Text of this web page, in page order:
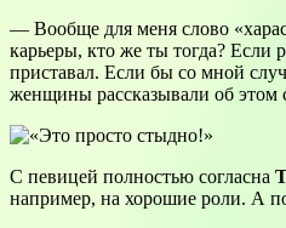
— Вообще для меня слово
карьеры, кто же ты тогда? Если
приставал. Если бы со мной
женщины рассказывали об этом
С певицей полностью согласна
например, на хорошие роли. А